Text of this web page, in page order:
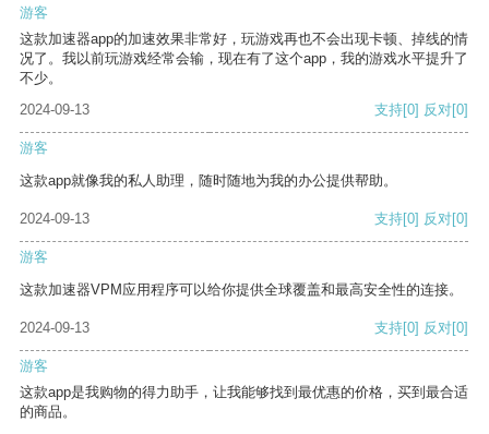
游客
这款加速器app的加速效果非常好，玩游戏再也不会出现卡顿、掉线的情
况了。我以前玩游戏经常会输，现在有了这个app，我的游戏水平提升了
不少。
2024-09-13
支持[0] 反对[0]
游客
这款app就像我的私人助理，随时随地为我的办公提供帮助。
2024-09-13 支持[0] 反对[0]
游客
这款加速器VPM应用程序可以给你提供全球覆盖和最高安全性的连接。
2024-09-13 支持[0] 反对[0]
游客
这款app是我购物的得力助手，让我能够找到最优惠的价格，买到最合适
的商品。